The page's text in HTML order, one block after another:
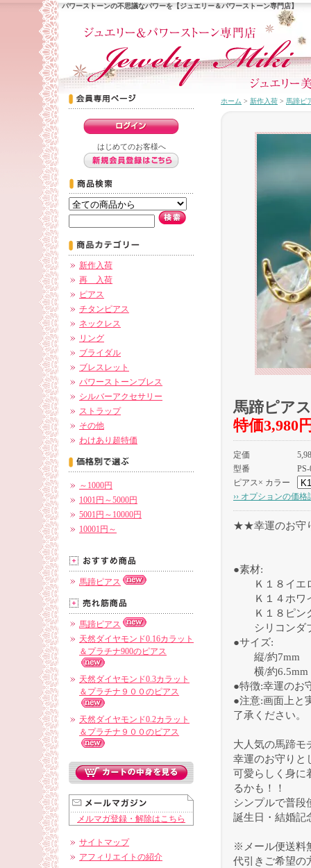
パワーストーンの不思議なパワーを【ジュエリー＆パワーストーン専門店】
はじめてのお客様へ
新作入荷
再 入荷
ピアス
チタンピアス
ネックレス
リング
ブライダル
ブレスレット
パワーストーンブレス
シルバーアクセサリー
ストラップ
その他
わけあり超特価
～1000円
1001円～5000円
5001円～10000円
10001円～
馬蹄ピアス
馬蹄ピアス
天然ダイヤモンド0.16カラット
＆プラチナ900のピアス
天然ダイヤモンド0.3カラット
＆プラチナ９００のピアス
天然ダイヤモンド0.2カラット
＆プラチナ９００のピアス
メルマガ登録・解除はこちら
サイトマップ
アフィリエイトの紹介
ホーム > 新作入荷 > 馬蹄ピ
馬蹄ピアス
特価3,980
定価
型番
ピアス× カラー
›› オプションの価
★★幸運のお
●素材:
Ｋ１８イエ
Ｋ１４ホワ
Ｋ１８ピン
シリコンダ
●サイズ:
縦/約7mm
横/約6.5mm
●特徴:幸運のお
●注意:画面上と
了承ください。
大人気の馬蹄モ
幸運のお守りと
可愛らしく身に
るかも！！
シンプルで普段
誕生日・結婚記
※メール便送料
代引きご希望の